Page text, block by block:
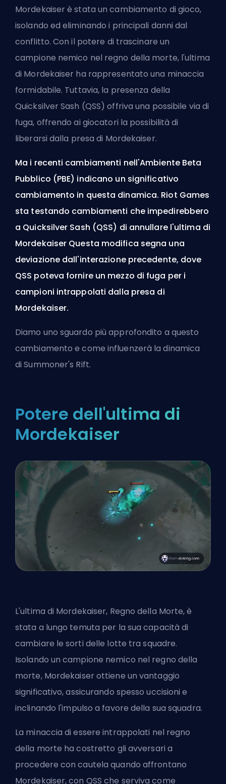
Mordekaiser è stata un cambiamento di gioco,
isolando ed eliminando i principali danni dal
conflitto. Con il potere di trascinare un
campione nemico nel regno della morte, l'ultima
di Mordekaiser ha rappresentato una minaccia
formidabile. Tuttavia, la presenza della
Quicksilver Sash (QSS) offriva una possibile via di
fuga, offrendo ai giocatori la possibilità di
liberarsi dalla presa di Mordekaiser.
Ma i recenti cambiamenti nell'Ambiente Beta
Pubblico (PBE) indicano un significativo
cambiamento in questa dinamica. Riot Games
sta testando cambiamenti che impedirebbero
a Quicksilver Sash (QSS) di annullare l'ultima di
Mordekaiser Questa modifica segna una
deviazione dall'interazione precedente, dove
QSS poteva fornire un mezzo di fuga per i
campioni intrappolati dalla presa di
Mordekaiser.
Diamo uno sguardo più approfondito a questo
cambiamento e come influenzerà la dinamica
diSummoner's Rift.
Potere dell'ultima di
Mordekaiser
L'ultima di Mordekaiser, Regno della Morte, è
stata a lungo temuta per la sua capacità di
cambiare le sorti delle lotte tra squadre.
Isolando un campione nemico nel regno della
morte, Mordekaiser ottiene un vantaggio
significativo, assicurando spesso uccisioni e
inclinando l'impulso a favore della sua squadra.
La minaccia di essere intrappolati nel regno
della morte ha costretto gli avversari a
procedere con cautela quando affrontano
Mordekaiser, con QSS che serviva come